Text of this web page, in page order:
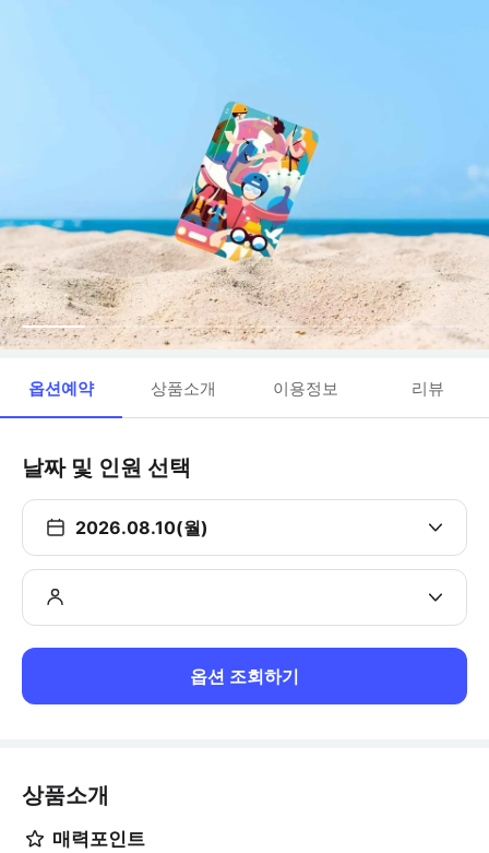
옵션예약 상품소개 이용정보 리뷰
날짜 및 인원 선택
2026.08.10(월)
옵션 조회하기
상품소개
매력포인트